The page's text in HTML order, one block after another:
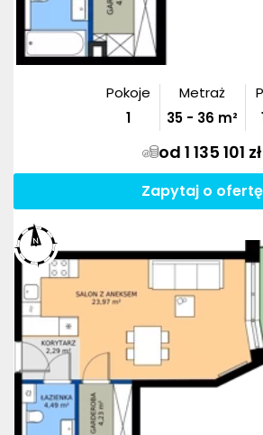
Pokoje
1
Metraż
35- 36 m²
od 1 135 101 zł
Zapytaj o ofertę